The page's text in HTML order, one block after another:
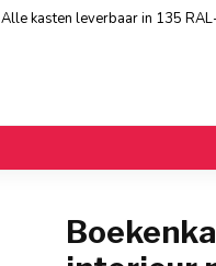
Alle kasten leverbaar in 135